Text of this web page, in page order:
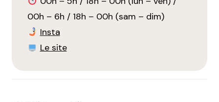
00h – 6h / 18h – 00h (sam – dim)
Insta
Le site